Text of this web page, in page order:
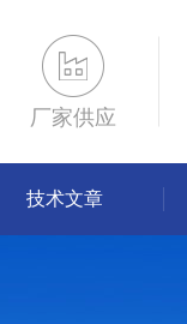
厂家供应
技术文章